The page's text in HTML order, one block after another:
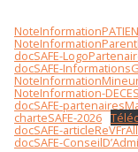
docSAFE-
docSAFE-
NoteInformation-
docSAFE-
charteSAFE-2026
docSAFE-
docSAFE-